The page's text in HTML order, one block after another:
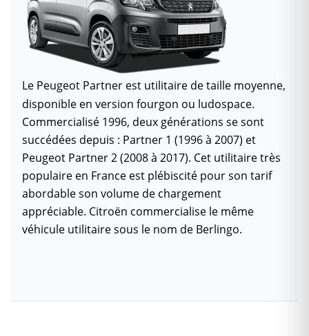
Le Peugeot Partner est utilitaire de taille moyenne,
disponible en version fourgon ou ludospace.
Commercialisé 1996, deux générations se sont
succédées depuis : Partner 1 (1996 à 2007) et
Peugeot Partner 2 (2008 à 2017). Cet utilitaire très
populaire en France est plébiscité pour son tarif
abordable son volume de chargement
appréciable. Citroën commercialise le même
véhicule utilitaire sous le nom de Berlingo.